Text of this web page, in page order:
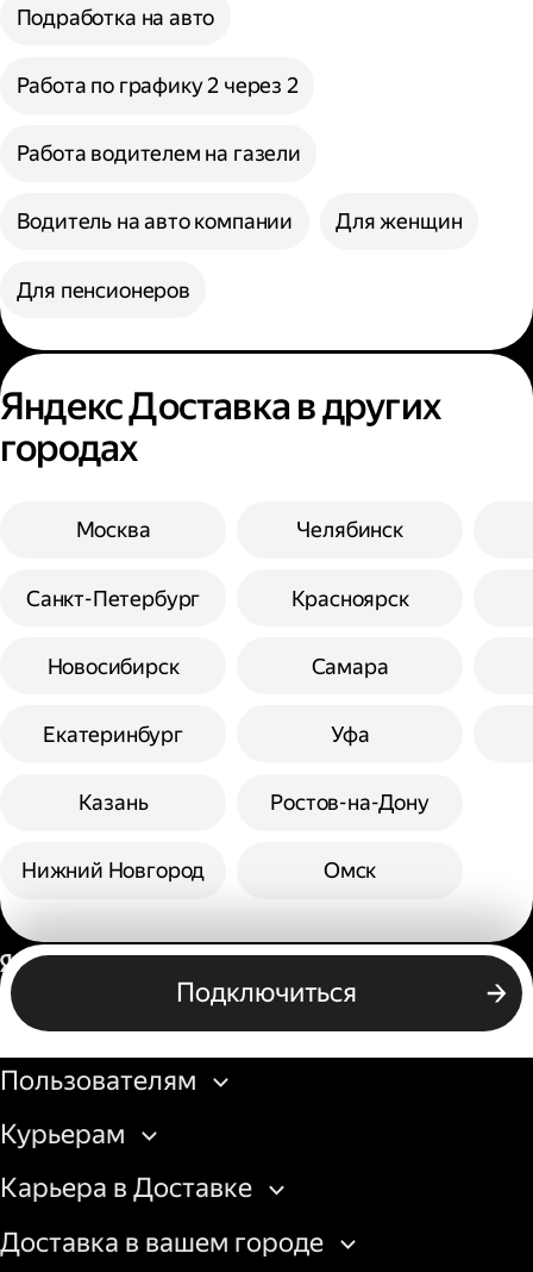
Подработка на авто
Работа по графику 2 через 2
Работа водителем на газели
Водитель на авто компании Для женщин
Для пенсионеров
Яндекс Доставка в других
городах
Москва
Санкт-Петербург
Новосибирск
Екатеринбург
Казань
Нижний Новгород
Челябинск
Красноярск
Самара
Уфа
Ростов-на-Дону
Омск
Подключиться
Россия
Бизнесу
Пользователям
Курьерам
Карьера в Доставке
Доставка в вашем городе